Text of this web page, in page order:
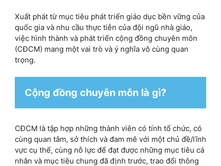
Xuất phát từ mục tiêu phát triển giáo dục bền vững của
quốc gia và nhu cầu thực tiễn của đội ngũ nhà giáo,
việc hình thành và phát triển cộng đồng chuyên môn
(CĐCM) mang một vai trò và ý nghĩa vô cùng quan
trọng.
Cộng đồng chuyên môn là gì?
CĐCM là tập hợp những thành viên có tính tổ chức, có
cùng quan tâm, sở thích và đam mê với một chủ đề/lĩnh
vực cụ thể, cùng nỗ lực để đạt được những mục tiêu cá
nhân và mục tiêu chung đã định trước, trao đổi thông